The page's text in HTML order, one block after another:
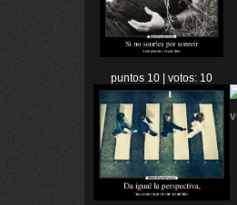
puntos 10 | votos: 10